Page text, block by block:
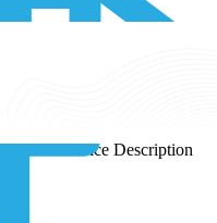
1NCE Service Description